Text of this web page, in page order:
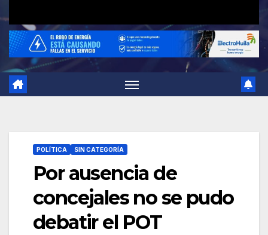
POLÍTICA SIN CATEGORÍA
Por ausencia de
concejales no se pudo
debatir el POT